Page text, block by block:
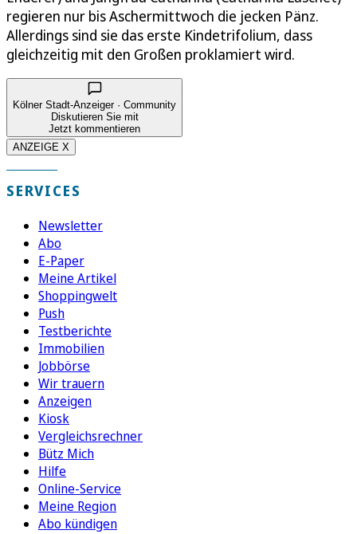
regieren nur bis Aschermittwoch die jecken Pänz.
Allerdings sind sie das erste Kindetrifolium, dass
gleichzeitig mit den Großen proklamiert wird.
Kölner Stadt-Anzeiger · Community
Diskutieren Sie mit
Jetzt kommentieren
ANZEIGE X
SERVICES
Newsletter
Abo
E-Paper
Meine Artikel
Shoppingwelt
Push
Testberichte
Immobilien
Jobbörse
Wir trauern
Anzeigen
Kiosk
Vergleichsrechner
Bütz Mich
Hilfe
Online-Service
Meine Region
Abo kündigen